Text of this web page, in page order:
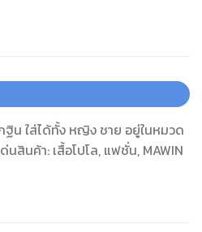
ฐิน ใส่ได้ทั้ง หญิง ชาย อยู่ในหมวด
สินค้า: เสื้อโปโล, แฟชั่น, MAWIN